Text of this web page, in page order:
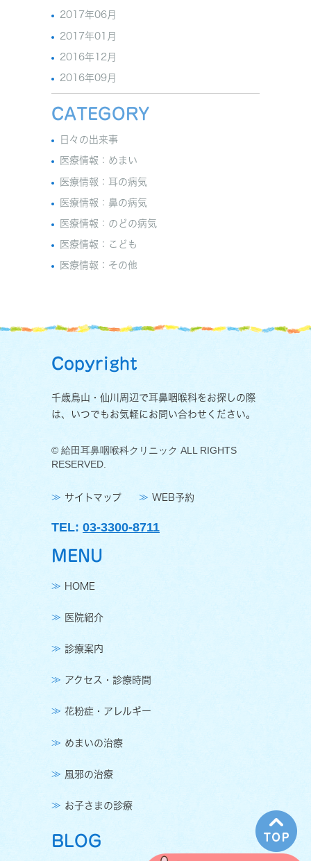
2017年06月
2017年01月
2016年12月
2016年09月
CATEGORY
日々の出来事
医療情報：めまい
医療情報：耳の病気
医療情報：鼻の病気
医療情報：のどの病気
医療情報：こども
医療情報：その他
Copyright
千歳鳥山・仙川周辺で耳鼻咽喉科をお探しの際
は、いつでもお気軽にお問い合わせください。
© 給田耳鼻咽喉科クリニック ALL RIGHTS
RESERVED.
サイトマップ WEB予約
TEL: 03-3300-8711
MENU
HOME
医院紹介
診療案内
アクセス・診療時間
花粉症・アレルギー
めまいの治療
風邪の治療
お子さまの診療
BLOG